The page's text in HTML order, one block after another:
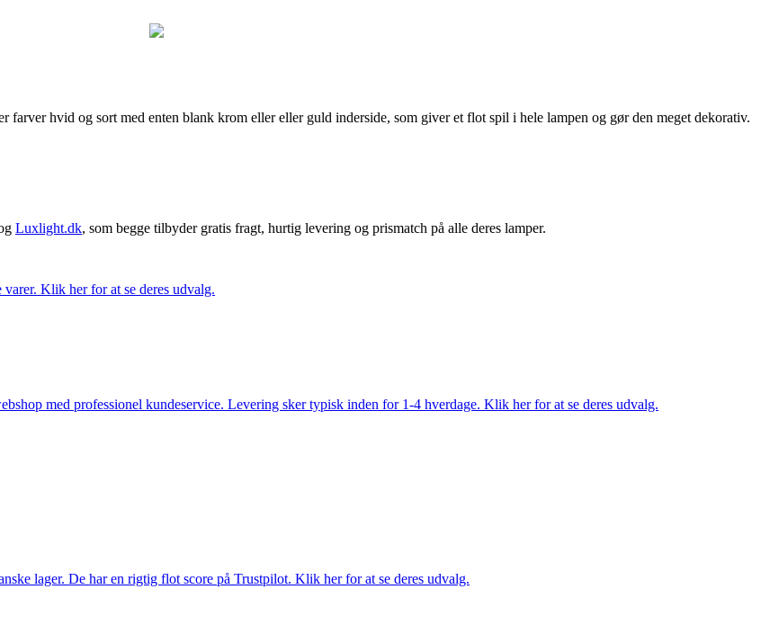
hvid og sort med enten blank krom eller eller guld inderside, som giver et flot spil i hele lampen og gør den meget dekorativ.
Luxlight.dk, som begge tilbyder gratis fragt, hurtig levering og prismatch på alle deres lamper.
Klik her for at se deres udvalg.
med professionel kundeservice. Levering sker typisk inden for 1-4 hverdage. Klik her for at se deres udvalg.
lager. De har en rigtig flot score på Trustpilot. Klik her for at se deres udvalg.